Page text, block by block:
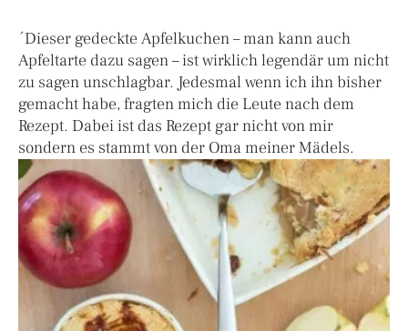
´Dieser gedeckte Apfelkuchen – man kann auch
Apfeltarte dazu sagen – ist wirklich legendär um nicht
zu sagen unschlagbar. Jedesmal wenn ich ihn bisher
gemacht habe, fragten mich die Leute nach dem
Rezept. Dabei ist das Rezept gar nicht von mir
sondern es stammt von der Oma meiner Mädels.